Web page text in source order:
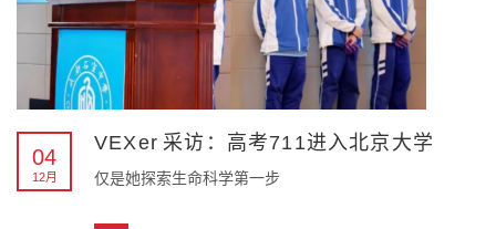
04
12月
VEXer 采访：高考711进入北京大学
仅是她探索生命科学第一步